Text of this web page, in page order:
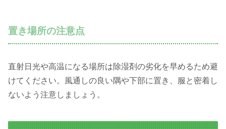
置き場所の注意点
直射日光や高温になる場所は除湿剤の劣化を早めるため避
けてください。風通しの良い隅や下部に置き、服と密着し
ないよう注意しましょう。